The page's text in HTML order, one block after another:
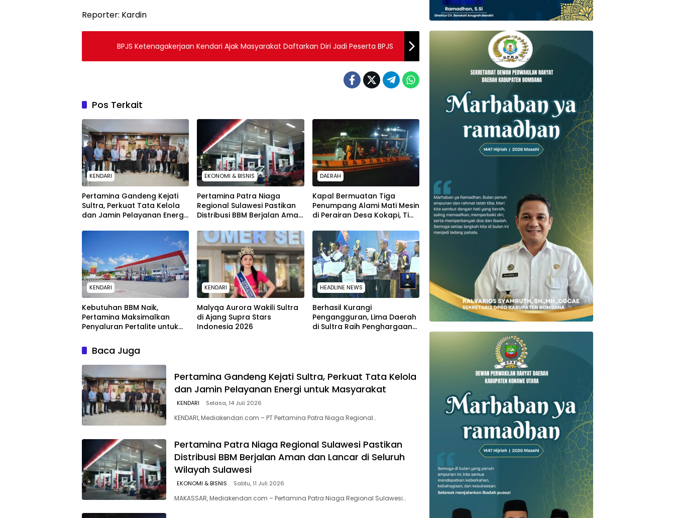
Reporter: Kardin
BPJS Ketenagakerjaan Kendari Ajak Masyarakat Daftarkan Diri Jadi Peserta BPJS
Pos Terkait
KENDARI
Pertamina Gandeng Kejati
Sultra, Perkuat Tata Kelola
dan Jamin Pelayanan Energi
EKONOMI & BISNIS
Pertamina Patra Niaga
Regional Sulawesi Pastikan
Distribusi BBM Berjalan Aman
Wilayah Sulawesi
DAERAH
Kapal Bermuatan Tiga
Penumpang Alami Mati Mesin
di Perairan Desa Kokapi, Tim
KENDARI
Kebutuhan BBM Naik,
Pertamina Maksimalkan
Penyaluran Pertalite untuk
KENDARI
Malyqa Aurora Wakili Sultra
di Ajang Supra Stars
Indonesia 2026
HEADLINE NEWS
Berhasil Kurangi
Pengangguran, Lima Daerah
di Sultra Raih Penghargaan
Baca Juga
Pertamina Gandeng Kejati Sultra, Perkuat Tata Kelola
dan Jamin Pelayanan Energi untuk Masyarakat
KENDARI Selasa, 14 Juli 2026
KENDARI, Mediakendari.com – PT Pertamina Patra Niaga Regional…
Pertamina Patra Niaga Regional Sulawesi Pastikan
Distribusi BBM Berjalan Aman dan Lancar di Seluruh
Wilayah Sulawesi
EKONOMI & BISNIS Sabtu, 11 Juli 2026
MAKASSAR, Mediakendari.com – Pertamina Patra Niaga Regional Sulawesi…